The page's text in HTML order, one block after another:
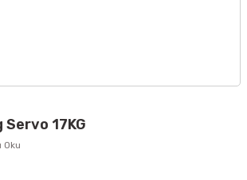
Servo 17KG
Oku